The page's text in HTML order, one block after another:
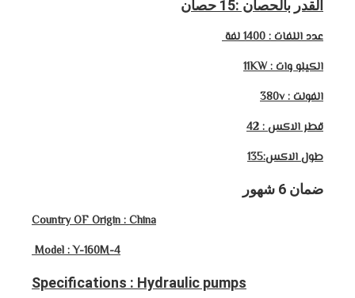
القدر بالحصان :15 حصان
عدد اللفات : 1400 لفة
الكيلو وات : 11KW
الفولت : 380v
قطر الاكس : 42
طول الاكس:135
ضمان 6 شهور
Country OF Origin : China
Model : Y-160M-4
Specifications : Hydraulic pumps